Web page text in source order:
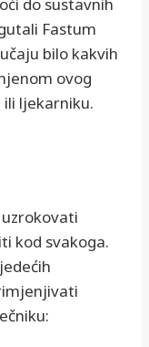
do sustavnih
Fastum
bilo kakvih
ovog
ljekarniku.
kod svakoga.